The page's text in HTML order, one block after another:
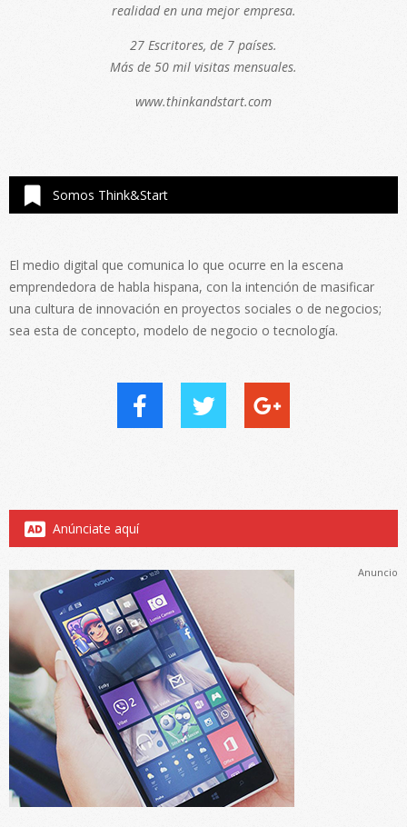
realidad en una mejor empresa.
27 Escritores, de 7 países.
Más de 50 mil visitas mensuales.
www.thinkandstart.com
Somos Think&Start
El medio digital que comunica lo que ocurre en la escena
emprendedora de habla hispana, con la intención de masificar
una cultura de innovación en proyectos sociales o de negocios;
sea esta de concepto, modelo de negocio o tecnología.
Anúnciate aquí
Anuncio